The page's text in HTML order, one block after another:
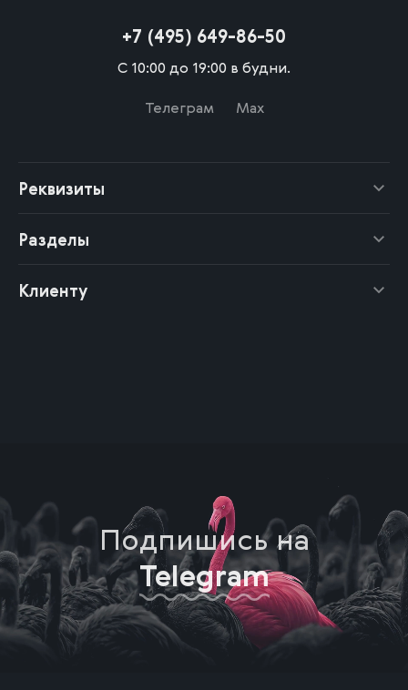
+7 (495) 649-86-50
С 10:00 до 19:00 в будни.
Телеграм
Max
Реквизиты
Разделы
Клиенту
Подпишись на
Telegram